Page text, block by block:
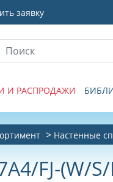
заявку
И РАСПРОДАЖИ
Настенные
FJ-(W/